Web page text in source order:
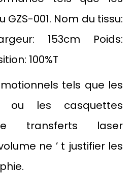
GZS-001. Nom du tissu:
153cm Poids:
100%T
tels que les
les casquettes
transferts laser
ne ’ t justifier les